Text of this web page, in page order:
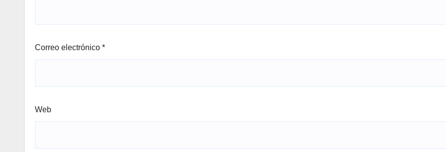
Correo electrónico *
Web